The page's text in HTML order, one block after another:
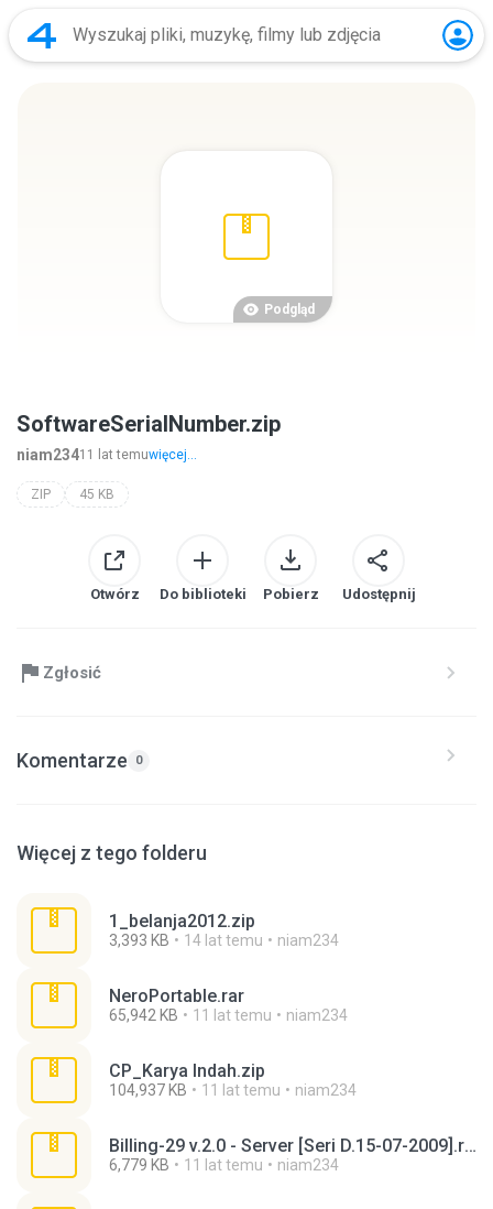
Podgląd
SoftwareSerialNumber.zip
niam23411 lat temuwięcej...
ZIP 45 KB
Otwórz Do biblioteki Pobierz Udostępnij
Zgłosić
Komentarze 0
Więcej z tego folderu
1_belanja2012.zip
3,393 KB 14 lat temu niam234
NeroPortable.rar
65,942 KB 11 lat temu niam234
CP_Karya Indah.zip
104,937 KB 11 lat temu niam234
Billing-29 v.2.0 - Server [Seri D.15-07-2009].rar
6,779 KB 11 lat temu niam234